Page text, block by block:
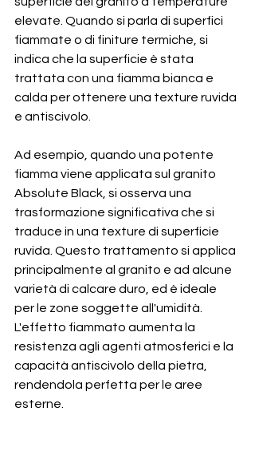
elevate. Quando si parla di superfici
fiammate o di finiture termiche, si
indica che la superficie è stata
trattata con una fiamma bianca e
calda per ottenere una texture ruvida
e antiscivolo.
Ad esempio, quando una potente
fiamma viene applicata sul granito
Absolute Black, si osserva una
trasformazione significativa che si
traduce in una texture di superficie
ruvida. Questo trattamento si applica
principalmente al granito e ad alcune
varietà di calcare duro, ed è ideale
per le zone soggette all'umidità.
L'effetto fiammato aumenta la
resistenza agli agenti atmosferici e la
capacità antiscivolo della pietra,
rendendola perfetta per le aree
esterne.